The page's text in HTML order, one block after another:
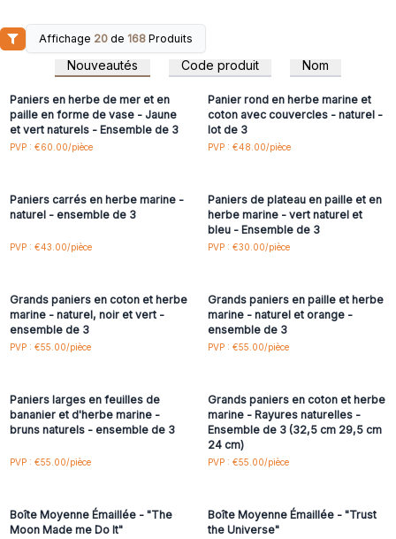
Affichage 20 de 168 Produits
Nouveautés Code produit Nom
Connectez-vous ou
inscrivez-vous pour
accéder aux prix de gros
Paniers en herbe de mer et en
paille en forme de vase - Jaune
et vert naturels - Ensemble de 3
PVP : €60.00/pièce
inscrivez-vous pour
accéder aux prix de gros
Panier rond en herbe marine et
coton avec couvercles - naturel -
lot de 3
PVP : €48.00/pièce
Connectez-vous ou
Paniers carrés en herbe marine -
naturel - ensemble de 3
PVP : €43.00/pièce
Connectez-vous ou
Paniers de plateau en paille et en
herbe marine - vert naturel et
bleu - Ensemble de 3
PVP : €30.00/pièce
Connectez-vous ou
Grands paniers en coton et herbe
marine - naturel, noir et vert -
ensemble de 3
PVP : €55.00/pièce
Connectez-vous ou
Grands paniers en paille et herbe
marine - naturel et orange -
ensemble de 3
PVP : €55.00/pièce
Connectez-vous ou
Paniers larges en feuilles de
bananier et d'herbe marine -
bruns naturels - ensemble de 3
PVP : €55.00/pièce
Connectez-vous ou
Grands paniers en coton et herbe
marine - Rayures naturelles -
Ensemble de 3 (32,5 cm 29,5 cm
24 cm)
PVP : €55.00/pièce
Connectez-vous ou
Boîte Moyenne Émaillée - "The
Moon Made me Do It"
Connectez-vous ou
Boîte Moyenne Émaillée - "Trust
the Universe"